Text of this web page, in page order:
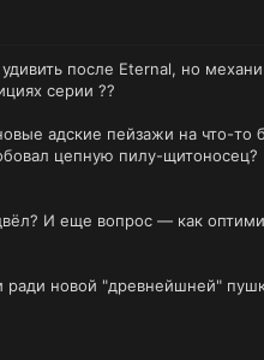
после Eternal, но
серии ??
адские пейзажи на что-
цепную пилу-
И еще вопрос — как
новой "древнейшней"